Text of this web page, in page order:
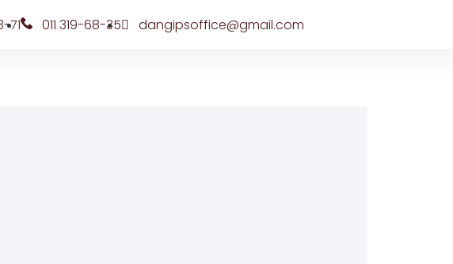
71 011 319-68-35
dangipsoffice@gmail.com